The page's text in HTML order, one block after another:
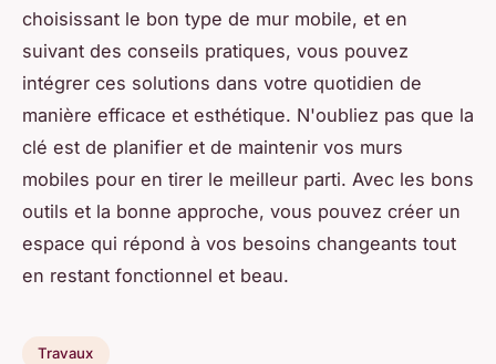
choisissant le bon type de mur mobile, et en
suivant des conseils pratiques, vous pouvez
intégrer ces solutions dans votre quotidien de
manière efficace et esthétique. N'oubliez pas que la
clé est de planifier et de maintenir vos murs
mobiles pour en tirer le meilleur parti. Avec les bons
outils et la bonne approche, vous pouvez créer un
espace qui répond à vos besoins changeants tout
en restant fonctionnel et beau.
Travaux